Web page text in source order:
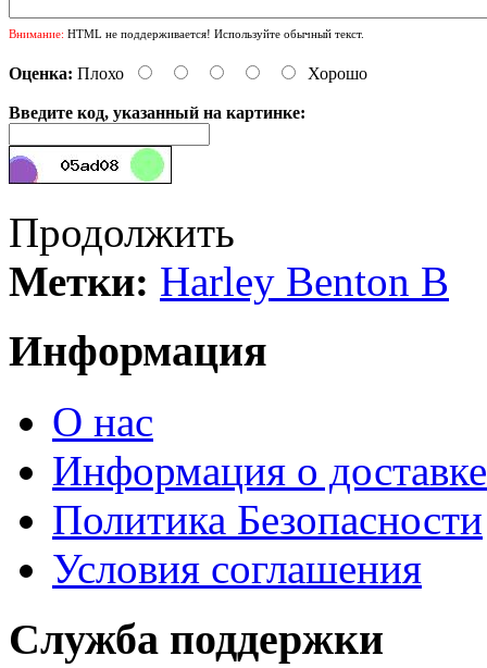
Внимание: HTML не поддерживается! Используйте обычный текст.
Оценка: Плохо Хорошо
Введите код, указанный на картинке:
Продолжить
Метки: Harley Benton B
Информация
О нас
Информация о доставке
Политика Безопасности
Условия соглашения
Служба поддержки